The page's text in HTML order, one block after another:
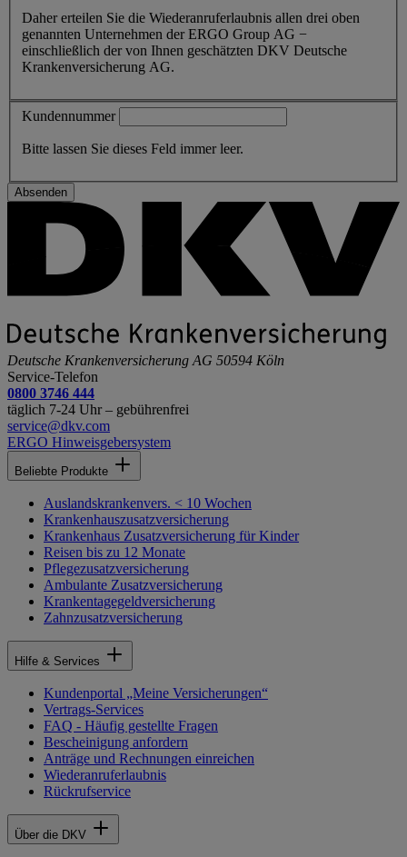
Daher erteilen Sie die Wiederanruferlaubnis allen drei oben
genannten Unternehmen der ERGO Group AG −
einschließlich der von Ihnen geschätzten DKV Deutsche
Krankenversicherung AG.
Kundennummer
Bitte lassen Sie dieses Feld immer leer.
Absenden
Deutsche Krankenversicherung AG 50594 Köln
Service-Telefon
0800 3746 444
täglich 7-24 Uhr – gebührenfrei
service@dkv.com
ERGO Hinweisgebersystem
Beliebte Produkte
Auslandskrankenvers. < 10 Wochen
Krankenhauszusatzversicherung
Krankenhaus Zusatzversicherung für Kinder
Reisen bis zu 12 Monate
Pflegezusatzversicherung
Ambulante Zusatzversicherung
Krankentagegeldversicherung
Zahnzusatzversicherung
Hilfe & Services
Kundenportal „Meine Versicherungen“
Vertrags-Services
FAQ - Häufig gestellte Fragen
Bescheinigung anfordern
Anträge und Rechnungen einreichen
Wiederanruferlaubnis
Rückrufservice
Über die DKV